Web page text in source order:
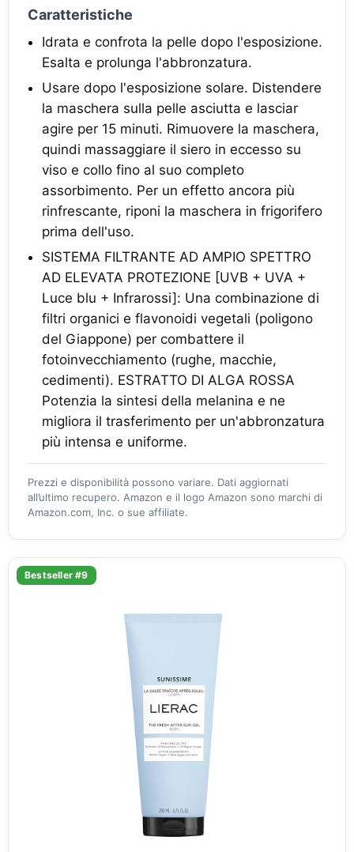
Caratteristiche
Idrata e confrota la pelle dopo l'esposizione.
Esalta e prolunga l'abbronzatura.
Usare dopo l'esposizione solare. Distendere
la maschera sulla pelle asciutta e lasciar
agire per 15 minuti. Rimuovere la maschera,
quindi massaggiare il siero in eccesso su
viso e collo fino al suo completo
assorbimento. Per un effetto ancora più
rinfrescante, riponi la maschera in frigorifero
prima dell'uso.
SISTEMA FILTRANTE AD AMPIO SPETTRO
AD ELEVATA PROTEZIONE [UVB + UVA +
Luce blu + Infrarossi]: Una combinazione di
filtri organici e flavonoidi vegetali (poligono
del Giappone) per combattere il
fotoinvecchiamento (rughe, macchie,
cedimenti). ESTRATTO DI ALGA ROSSA
Potenzia la sintesi della melanina e ne
migliora il trasferimento per un'abbronzatura
più intensa e uniforme.
Prezzi e disponibilità possono variare. Dati aggiornati
all’ultimo recupero. Amazon e il logo Amazon sono marchi di
Amazon.com, Inc. o sue affiliate.
Bestseller #9